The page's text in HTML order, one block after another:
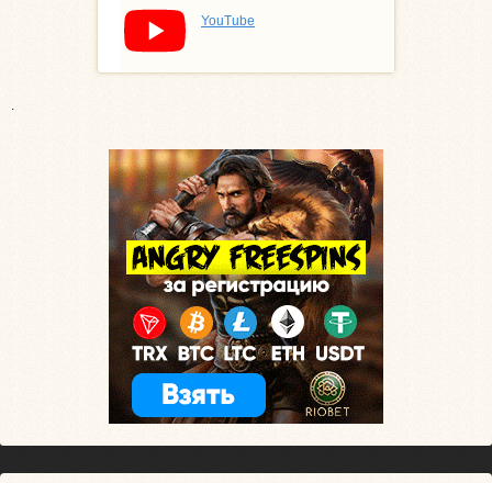
YouTube
.